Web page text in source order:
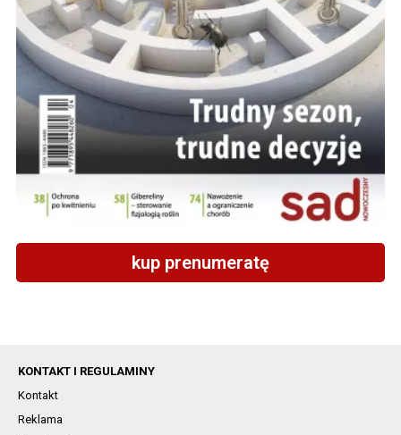
kup prenumeratę
KONTAKT I REGULAMINY
Kontakt
Reklama